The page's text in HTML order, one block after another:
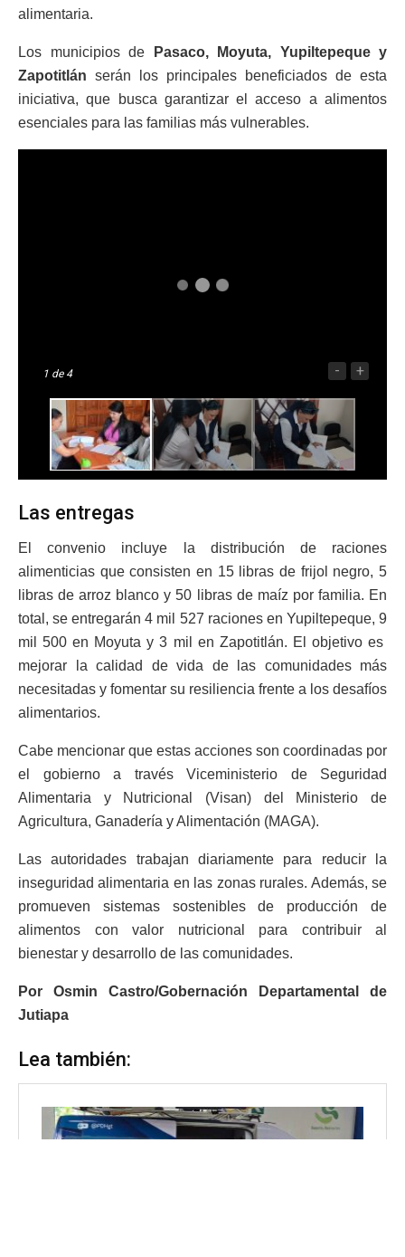
alimentaria.
Los municipios de
Pasaco, Moyuta, Yupiltepeque y
Zapotitlán serán los principales beneficiados de esta
iniciativa, que busca garantizar el acceso a alimentos
esenciales para las familias más vulnerables.
1 de 4 - +
Las entregas
El convenio incluye la distribución de raciones
alimenticias que consisten en 15 libras de frijol negro, 5
libras de arroz blanco y 50 libras de maíz por familia. En
total, se entregarán 4 mil 527 raciones en Yupiltepeque, 9
mil 500 en Moyuta y 3 mil en Zapotitlán. El objetivo es
mejorar la calidad de vida de las comunidades más
necesitadas y fomentar su resiliencia frente a los desafíos
alimentarios.
Cabe mencionar que estas acciones son coordinadas por
el gobierno a través Viceministerio de Seguridad
Alimentaria y Nutricional (Visan) del Ministerio de
Agricultura, Ganadería y Alimentación (MAGA).
Las autoridades trabajan diariamente para reducir la
inseguridad alimentaria en las zonas rurales. Además, se
promueven sistemas sostenibles de producción de
alimentos con valor nutricional para contribuir al
bienestar y desarrollo de las comunidades.
Por Osmin Castro/Gobernación Departamental de
Jutiapa
Lea también: